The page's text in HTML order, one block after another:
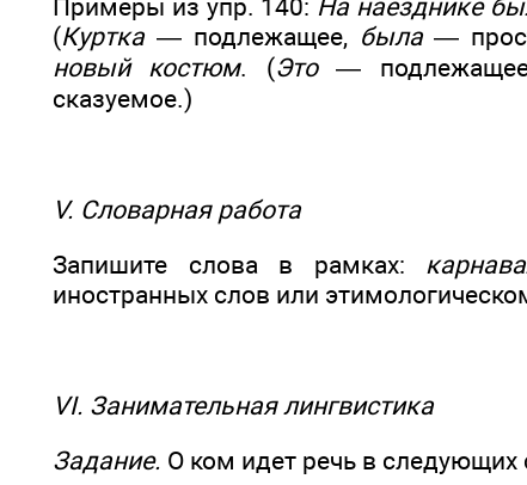
Примеры из упр. 140: На наезднике
(Куртка — подлежащее, была—
новый костюм. (Это—
сказуемое.)
V. Словарная работа
Запишите слова в рамках:
иностранных слов или
VI. Занимательная лингвистика
Задание. О ком идет речь в следующих